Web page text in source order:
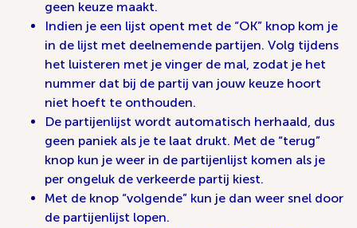
geen keuze maakt.
Indien je een lijst opent met de “OK” knop kom je
in de lijst met deelnemende partijen. Volg tijdens
het luisteren met je vinger de mal, zodat je het
nummer dat bij de partij van jouw keuze hoort
niet hoeft te onthouden.
De partijenlijst wordt automatisch herhaald, dus
geen paniek als je te laat drukt. Met de “terug”
knop kun je weer in de partijenlijst komen als je
per ongeluk de verkeerde partij kiest.
Met de knop “volgende” kun je dan weer snel door
de partijenlijst lopen.